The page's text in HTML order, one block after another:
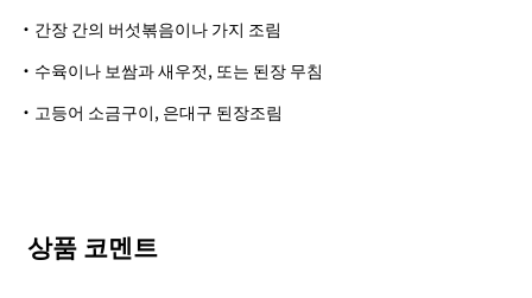
・간장 간의 버섯볶음이나 가지 조림
・수육이나 보쌈과 새우젓, 또는 된장 무침
・고등어 소금구이, 은대구 된장조림
상품 코멘트